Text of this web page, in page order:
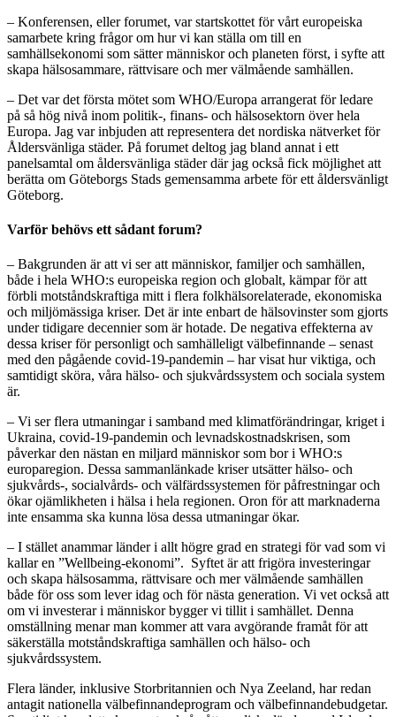
– Konferensen, eller forumet, var startskottet för vårt europeiska
samarbete kring frågor om hur vi kan ställa om till en
samhällsekonomi som sätter människor och planeten först, i syfte att
skapa hälsosammare, rättvisare och mer välmående samhällen.
– Det var det första mötet som WHO/Europa arrangerat för ledare
på så hög nivå inom politik-, finans- och hälsosektorn över hela
Europa. Jag var inbjuden att representera det nordiska nätverket för
Åldersvänliga städer. På forumet deltog jag bland annat i ett
panelsamtal om åldersvänliga städer där jag också fick möjlighet att
berätta om Göteborgs Stads gemensamma arbete för ett åldersvänligt
Göteborg.
Varför behövs ett sådant forum?
– Bakgrunden är att vi ser att människor, familjer och samhällen,
både i hela WHO:s europeiska region och globalt, kämpar för att
förbli motståndskraftiga mitt i flera folkhälsorelaterade, ekonomiska
och miljömässiga kriser. Det är inte enbart de hälsovinster som gjorts
under tidigare decennier som är hotade. De negativa effekterna av
dessa kriser för personligt och samhälleligt välbefinnande – senast
med den pågående covid-19-pandemin – har visat hur viktiga, och
samtidigt sköra, våra hälso- och sjukvårdssystem och sociala system
är.
– Vi ser flera utmaningar i samband med klimatförändringar, kriget i
Ukraina, covid-19-pandemin och levnadskostnadskrisen, som
påverkar den nästan en miljard människor som bor i WHO:s
europaregion. Dessa sammanlänkade kriser utsätter hälso- och
sjukvårds-, socialvårds- och välfärdssystemen för påfrestningar och
ökar ojämlikheten i hälsa i hela regionen. Oron för att marknaderna
inte ensamma ska kunna lösa dessa utmaningar ökar.
– I stället anammar länder i allt högre grad en strategi för vad som vi
kallar en ”Wellbeing-ekonomi”. Syftet är att frigöra investeringar
och skapa hälsosamma, rättvisare och mer välmående samhällen
både för oss som lever idag och för nästa generation. Vi vet också att
om vi investerar i människor bygger vi tillit i samhället. Denna
omställning menar man kommer att vara avgörande framåt för att
säkerställa motståndskraftiga samhällen och hälso- och
sjukvårdssystem.
Flera länder, inklusive Storbritannien och Nya Zeeland, har redan
antagit nationella välbefinnandeprogram och välbefinnandebudgetar.